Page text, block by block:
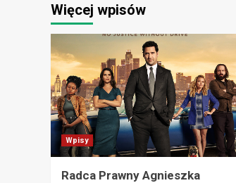
Więcej wpisów
Wpisy
Radca Prawny Agnieszka